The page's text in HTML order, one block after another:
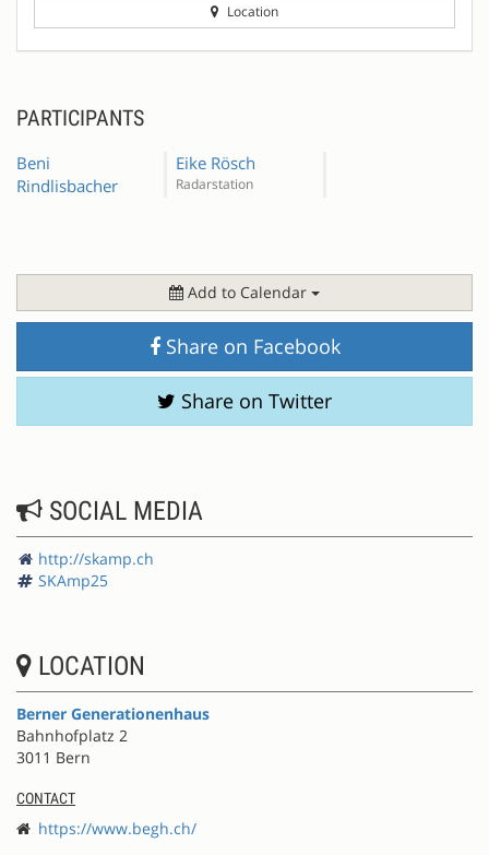
Location
PARTICIPANTS
Beni
Rindlisbacher
Eike Rösch
Radarstation
Add to Calendar
Share on Facebook
Share on Twitter
SOCIAL MEDIA
http://skamp.ch
SKAmp25
LOCATION
Berner Generationenhaus
Bahnhofplatz 2
3011 Bern
CONTACT
https://www.begh.ch/